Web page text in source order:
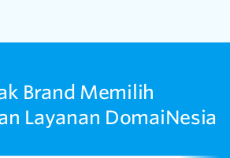
Brand Memilih
Layanan DomaiNesia